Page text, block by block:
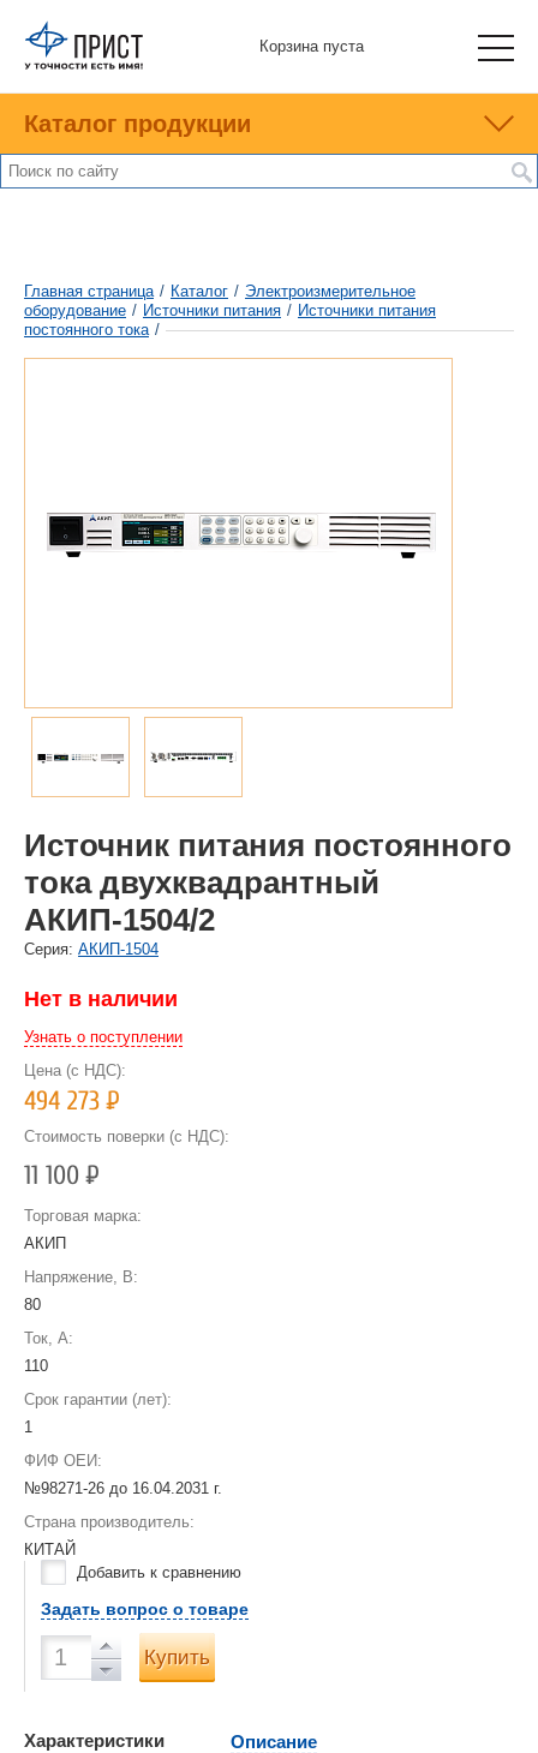
Корзина пуста
Каталог продукции
Главная страница / Каталог / Электроизмерительное
оборудование / Источники питания / Источники питания
постоянного тока /
Источник питания постоянного
тока двухквадрантный
АКИП-1504/2
Cерия: АКИП-1504
Нет в наличии
Узнать о поступлении
Цена (с НДС):
494 273Р
Стоимость поверки (с НДС):
11 100Р
Торговая марка:
АКИП
Напряжение, В:
80
Ток, А:
110
Срок гарантии (лет):
1
ФИФ ОЕИ:
№98271-26 до 16.04.2031 г.
Страна производитель:
КИТАЙ
Добавить к сравнению
Задать вопрос о товаре
Купить
Характеристики
Описание